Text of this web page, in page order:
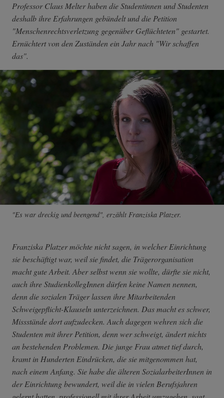
Professor Claus Melter haben die Studentinnen und Studenten
deshalb ihre Erfahrungen gebündelt und die Petition
"Menschenrechtsverletzung gegenüber Geflüchteten" gestartet.
Ernüchtert von den Zuständen ein Jahr nach "Wir schaffen
das".
"Es war dreckig und beengend", erzählt Franziska Platzer.
Franziska Platzer möchte nicht sagen, in welcher Einrichtung
sie beschäftigt war, weil sie findet, die Trägerorganisation
macht gute Arbeit. Aber selbst wenn sie wollte, dürfte sie nicht,
auch ihre StudienkollegInnen dürfen keine Namen nennen,
denn die sozialen Träger lassen ihre Mitarbeitenden
Schweigepflicht-Klauseln unterzeichnen. Das macht es schwer,
Missstände dort aufzudecken. Auch dagegen wehren sich die
Studenten mit ihrer Petition, denn wer schweigt, ändert nichts
an bestehenden Problemen. Die junge Frau atmet tief durch,
kramt in Hunderten Eindrücken, die sie mitgenommen hat,
nach einem Anfang. Sie habe die älteren SozialarbeiterInnen in
der Einrichtung bewundert, weil die in vielen Berufsjahren